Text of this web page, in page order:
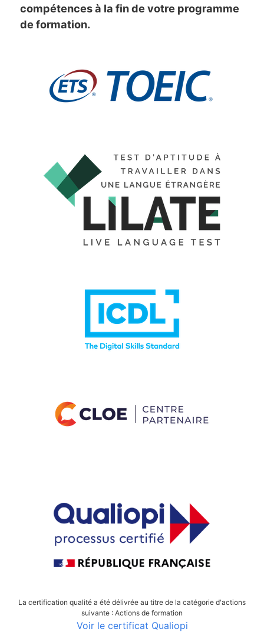
compétences à la fin de votre programme
de formation.
La certification qualité a été délivrée au titre de la catégorie d'actions
suivante : Actions de formation
Voir le certificat Qualiopi